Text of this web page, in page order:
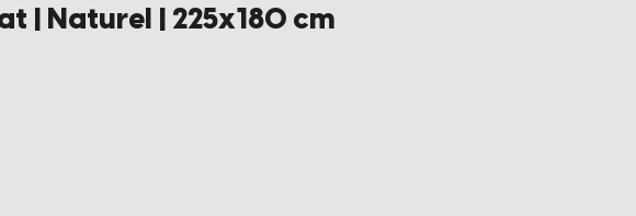
| Naturel | 225x180 cm